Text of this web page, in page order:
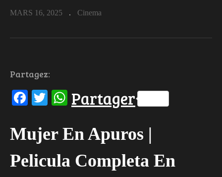
MARS 16, 2025 Cinema
Partagez:
Facebook
Twitter
WhatsApp
Partager
Mujer En Apuros |
Pelicula Completa En